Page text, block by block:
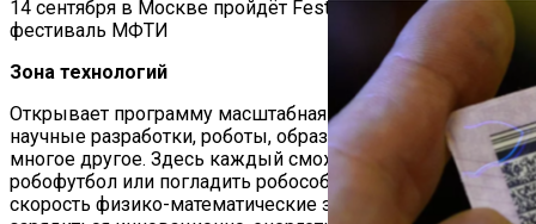
Зона технологий
Открывает программу масштабная зона технологий:
научные разработки, роботы, образовательные стенды и
многое другое. Здесь каждый сможет поиграть в
робофутбол или погладить робособаку, порешать на
скорость физико-математические задачки и даже